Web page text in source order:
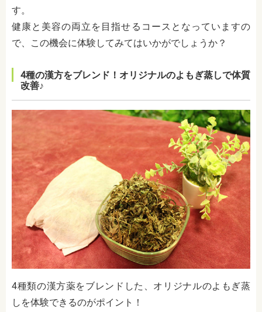
す。
健康と美容の両立を目指せるコースとなっていますの
で、この機会に体験してみてはいかがでしょうか？
4種の漢方をブレンド！オリジナルのよもぎ蒸しで体質
改善♪
4種類の漢方薬をブレンドした、オリジナルのよもぎ蒸
しを体験できるのがポイント！